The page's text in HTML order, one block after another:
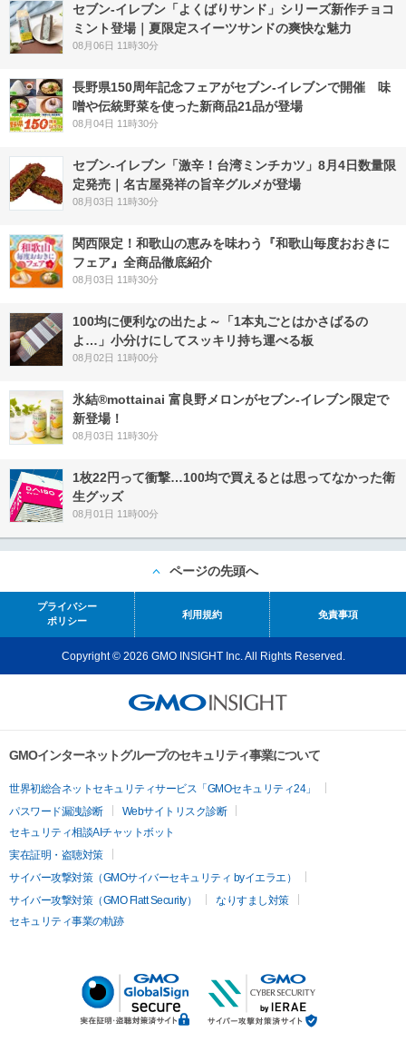
セブン‐イレブン「よくばりサンド」シリーズ新作チョコ
ミント登場｜夏限定スイーツサンドの爽快な魅力
08月06日 11時30分
長野県150周年記念フェアがセブン-イレブンで開催 味
噌や伝統野菜を使った新商品21品が登場
08月04日 11時30分
セブン-イレブン「激辛！台湾ミンチカツ」8月4日数量限
定発売｜名古屋発祥の旨辛グルメが登場
08月03日 11時30分
関西限定！和歌山の恵みを味わう『和歌山毎度おおきに
フェア』全商品徹底紹介
08月03日 11時30分
100均に便利なの出たよ～「1本丸ごとはかさばるの
よ…」小分けにしてスッキリ持ち運べる板
08月02日 11時00分
氷結®mottainai 富良野メロンがセブン‐イレブン限定で
新登場！
08月03日 11時30分
1枚22円って衝撃…100均で買えるとは思ってなかった衛
生グッズ
08月01日 11時00分
ページの先頭へ
プライバシー
ポリシー
利用規約 免責事項
Copyright © 2026 GMO INSIGHT Inc. All Rights Reserved.
GMOインターネットグループのセキュリティ事業について
世界初総合ネットセキュリティサービス「GMOセキュリティ24」
パスワード漏洩診断
Webサイトリスク診断
セキュリティ相談AIチャットボット
実在証明・盗聴対策
サイバー攻撃対策（GMOサイバーセキュリティ byイエラエ）
サイバー攻撃対策（GMO Flatt Security）
なりすまし対策
セキュリティ事業の軌跡